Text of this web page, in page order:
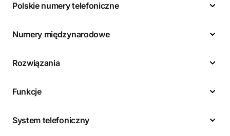
Polskie numery telefoniczne
Numery międzynarodowe
Rozwiązania
Funkcje
System telefoniczny